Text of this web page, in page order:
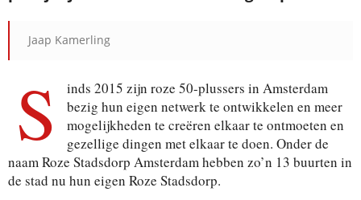
Jaap Kamerling
S
inds 2015 zijn roze 50-plussers in Amsterdam
bezig hun eigen netwerk te ontwikkelen en meer
mogelijkheden te creëren elkaar te ontmoeten en
gezellige dingen met elkaar te doen. Onder de
naam Roze Stadsdorp Amsterdam hebben zo’n 13 buurten in
de stad nu hun eigen Roze Stadsdorp.